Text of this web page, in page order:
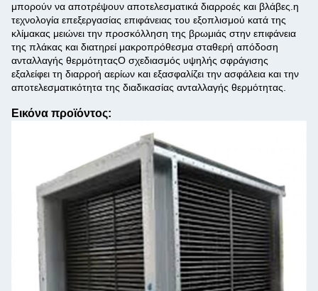
μπορούν να αποτρέψουν αποτελεσματικά διαρροές και βλάβες.η
τεχνολογία επεξεργασίας επιφάνειας του εξοπλισμού κατά της
κλίμακας μειώνει την προσκόλληση της βρωμιάς στην επιφάνεια
της πλάκας και διατηρεί μακροπρόθεσμα σταθερή απόδοση
ανταλλαγής θερμότηταςΟ σχεδιασμός υψηλής σφράγισης
εξαλείφει τη διαρροή αερίων και εξασφαλίζει την ασφάλεια και την
αποτελεσματικότητα της διαδικασίας ανταλλαγής θερμότητας.
Εικόνα προϊόντος: